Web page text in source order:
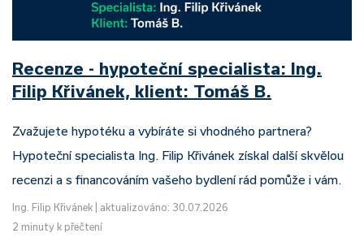
Recenze - hypoteční specialista: Ing.
Filip Křivánek, klient: Tomáš B.
Zvažujete hypotéku a vybíráte si vhodného partnera?
Hypoteční specialista Ing. Filip Křivánek získal další skvělou
recenzi a s financováním vašeho bydlení rád pomůže i vám.
Ing. Filip Křivánek
aktualizováno: 30.07.2026
2 minuty k přečtení